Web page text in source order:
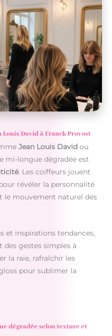
David à Franck Provost
Jean Louis David ou
mi-longue dégradée est
. Les coiffeurs jouent
révéler la personnalité
le mouvement naturel des
et inspirations tendances,
des gestes simples à
la raie, rafraîchir les
pour sublimer la
dégradée selon texture et